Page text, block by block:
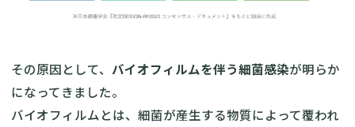
その原因として、 バイオフィルムを伴う細菌感染が明らか
になってきました。
バイオフィルムとは、細菌が産生する物質によって覆われ